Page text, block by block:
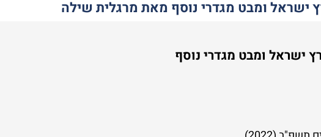
ישראל ומבט מגדרי נוסף מאת מרגלית שילה
ישראל ומבט מגדרי נוסף